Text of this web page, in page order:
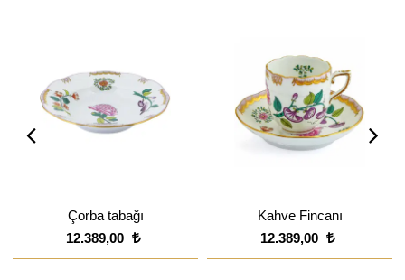
Çorba tabağı
12.389,00
Kahve Fincanı
12.389,00